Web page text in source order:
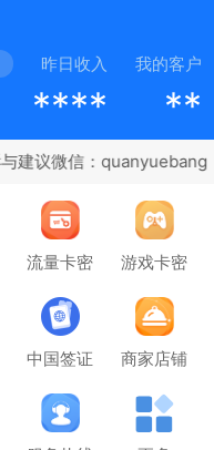
昨日收入 我的客户
**** **
流量卡密 游戏卡密
中国签证 商家店铺